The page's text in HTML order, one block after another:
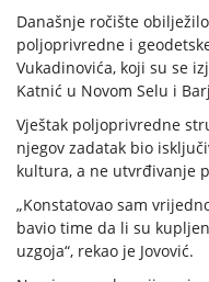
Današnje ročište
poljoprivredne i
Vukadinovića, koji su se
Katnić u Novom Selu i
Vještak poljoprivredne
njegov zadatak bio
kultura, a ne utvrđivanje
„Konstatovao sam
bavio time da li su
uzgoja“, rekao je Jovović.